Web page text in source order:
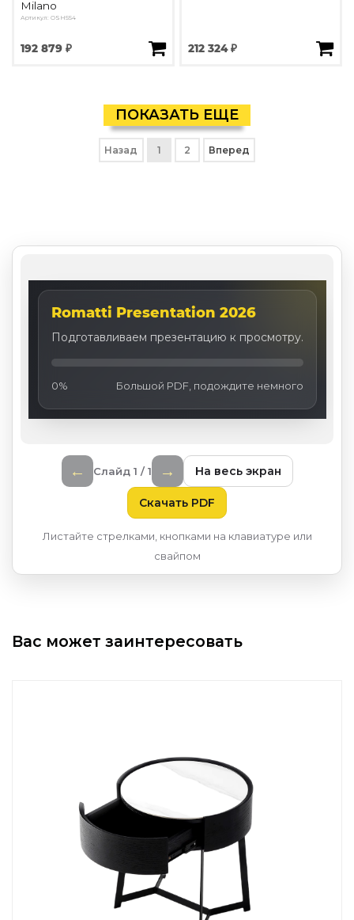
Milano
Артикул: OSH554
192 879 ₽ 212 324 ₽
ПОКАЗАТЬ ЕЩЕ
Назад 1 2 Вперед
Romatti Presentation 2026
Подготавливаем презентацию к просмотру.
0% Большой PDF, подождите немного
← Слайд 1 / 1 → На весь экран
Скачать PDF
Листайте стрелками, кнопками на клавиатуре или
свайпом
Вас может заинтересовать